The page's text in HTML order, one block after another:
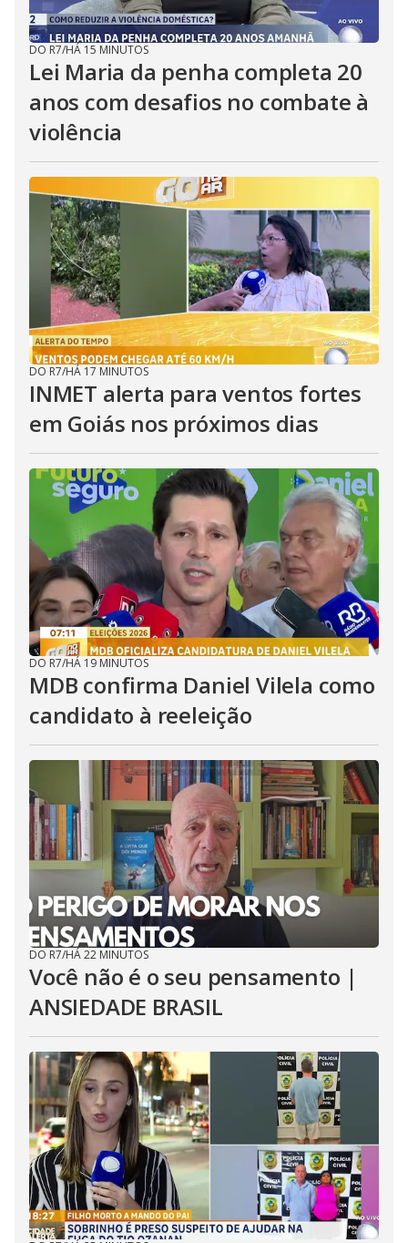
DO R7/HÁ 15 MINUTOS
Lei Maria da penha completa 20
anos com desafios no combate à
violência
DO R7/HÁ 17 MINUTOS
INMET alerta para ventos fortes
em Goiás nos próximos dias
DO R7/HÁ 19 MINUTOS
MDB confirma Daniel Vilela como
candidato à reeleição
DO R7/HÁ 22 MINUTOS
Você não é o seu pensamento |
ANSIEDADE BRASIL